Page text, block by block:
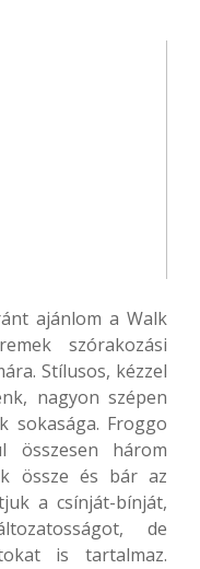
ajánlom a Walk
szórakozási
Stílusos, kézzel
nagyon szépen
sokasága. Froggo
összesen három
össze és bár az
a csínját-bínját,
de
is tartalmaz.